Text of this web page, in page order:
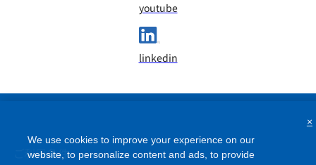
youtube
linkedin
ご利用条件
We use cookies to improve your experience on our
website, to personalize content and ads, to provide
×